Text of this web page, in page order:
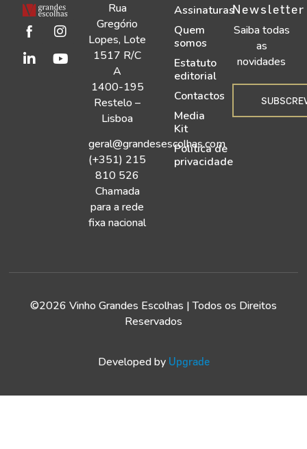
Rua
Gregório
Lopes, Lote
1517 R/C
A
1400-195
Restelo –
Lisboa
geral@grandesescolhas.com
(+351) 215
810 526
Chamada
para a rede
fixa nacional
Assinaturas
Quem
somos
Estatuto
editorial
Contactos
Media
Kit
Política de
privacidade
Newsletter
Saiba todas
as
novidades
©2026 Vinho Grandes Escolhas | Todos os Direitos
Reservados
Developed by Upgrade